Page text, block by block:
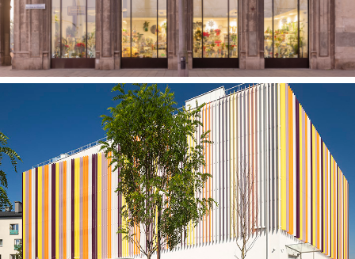
Wymiana witryn okiennych w kwiaciarni
„Kalina” w Krakowie